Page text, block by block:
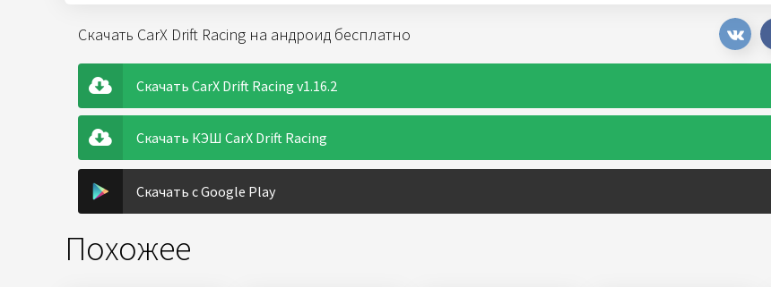
Скачать CarX Drift Racing на андроид бесплатно
Скачать CarX Drift Racing v1.16.2
Скачать КЭШ CarX Drift Racing
Скачать с Google Play
Похожее